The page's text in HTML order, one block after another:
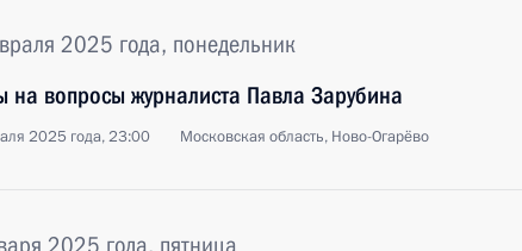
2025 года, понедельник
на вопросы журналиста Павла Зарубина
2025 года, 23:00 Московская область, Ново-Огарёво
2025 года, пятница